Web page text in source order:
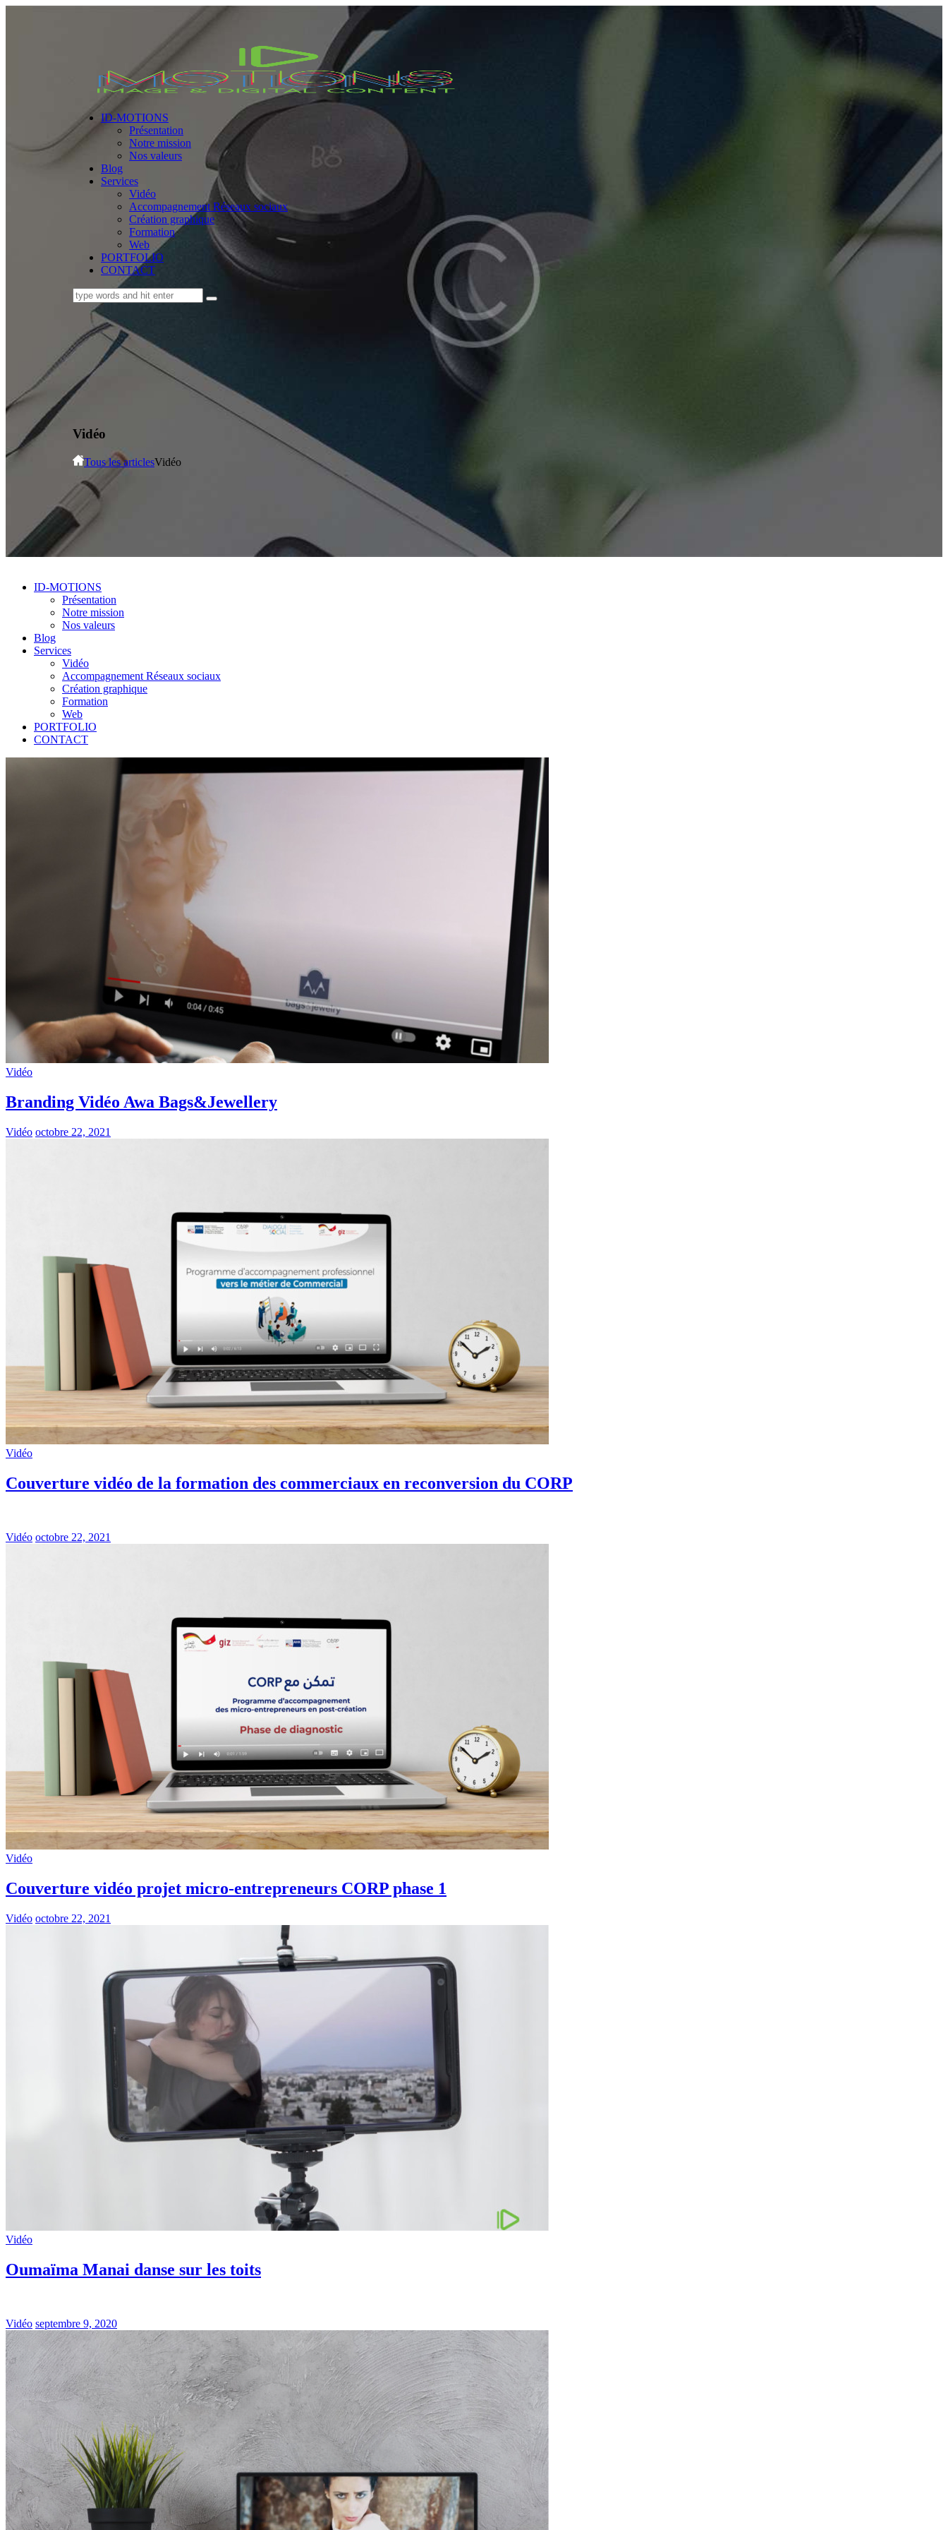
ID-MOTIONS
Présentation
Notre mission
Nos valeurs
Blog
Services
Vidéo
Accompagnement Réseaux sociaux
Création graphique
Formation
Web
PORTFOLIO
CONTACT
Vidéo
Tous les articlesVidéo
ID-MOTIONS
Présentation
Notre mission
Nos valeurs
Blog
Services
Vidéo
Accompagnement Réseaux sociaux
Création graphique
Formation
Web
PORTFOLIO
CONTACT
Vidéo
Branding Vidéo Awa Bags&Jewellery
Vidéo octobre 22, 2021
Vidéo
Couverture vidéo de la formation des commerciaux en reconversion du CORP
Vidéo octobre 22, 2021
Vidéo
Couverture vidéo projet micro-entrepreneurs CORP phase 1
Vidéo octobre 22, 2021
Vidéo
Oumaïma Manai danse sur les toits
Vidéo septembre 9, 2020